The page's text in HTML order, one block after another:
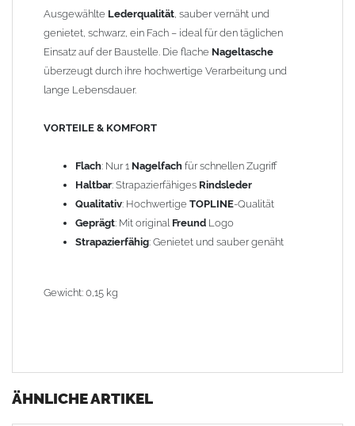
Ausgewählte Lederqualität, sauber vernäht und
genietet, schwarz, ein Fach – ideal für den täglichen
Einsatz auf der Baustelle. Die flache Nageltasche
überzeugt durch ihre hochwertige Verarbeitung und
lange Lebensdauer.
VORTEILE & KOMFORT
Flach: Nur 1 Nagelfach für schnellen Zugriff
Haltbar: Strapazierfähiges Rindsleder
Qualitativ: Hochwertige TOPLINE-Qualität
Geprägt: Mit original Freund Logo
Strapazierfähig: Genietet und sauber genäht
Gewicht: 0,15 kg
ÄHNLICHE ARTIKEL